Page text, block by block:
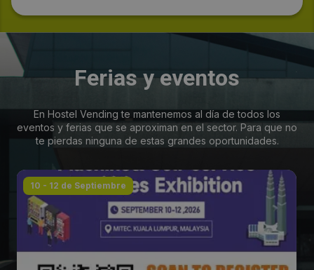
Ferias y eventos
En Hostel Vending te mantenemos al día de todos los
eventos y ferias que se aproximan en el sector. Para que no
te pierdas ninguna de estas grandes oportunidades.
10 - 12 de Septiembre